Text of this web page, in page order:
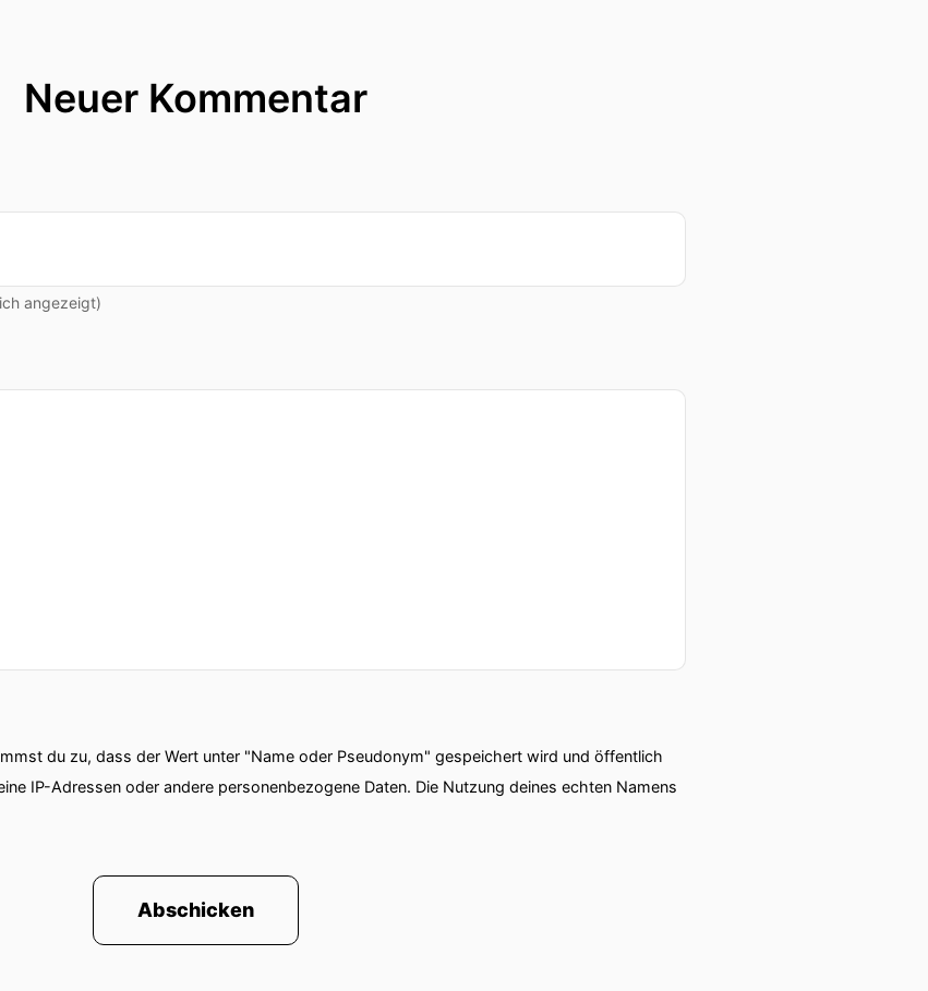
Neuer Kommentar
angezeigt)
du zu, dass der Wert unter "Name oder Pseudonym" gespeichert wird und öffentlich
IP-Adressen oder andere personenbezogene Daten. Die Nutzung deines echten Namens
Abschicken